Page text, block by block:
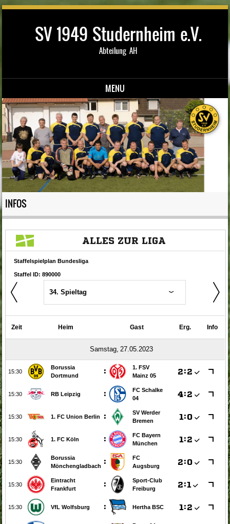
SV 1949 Studernheim e.V.
Abteilung AH
MENU
Skip to content
INFOS